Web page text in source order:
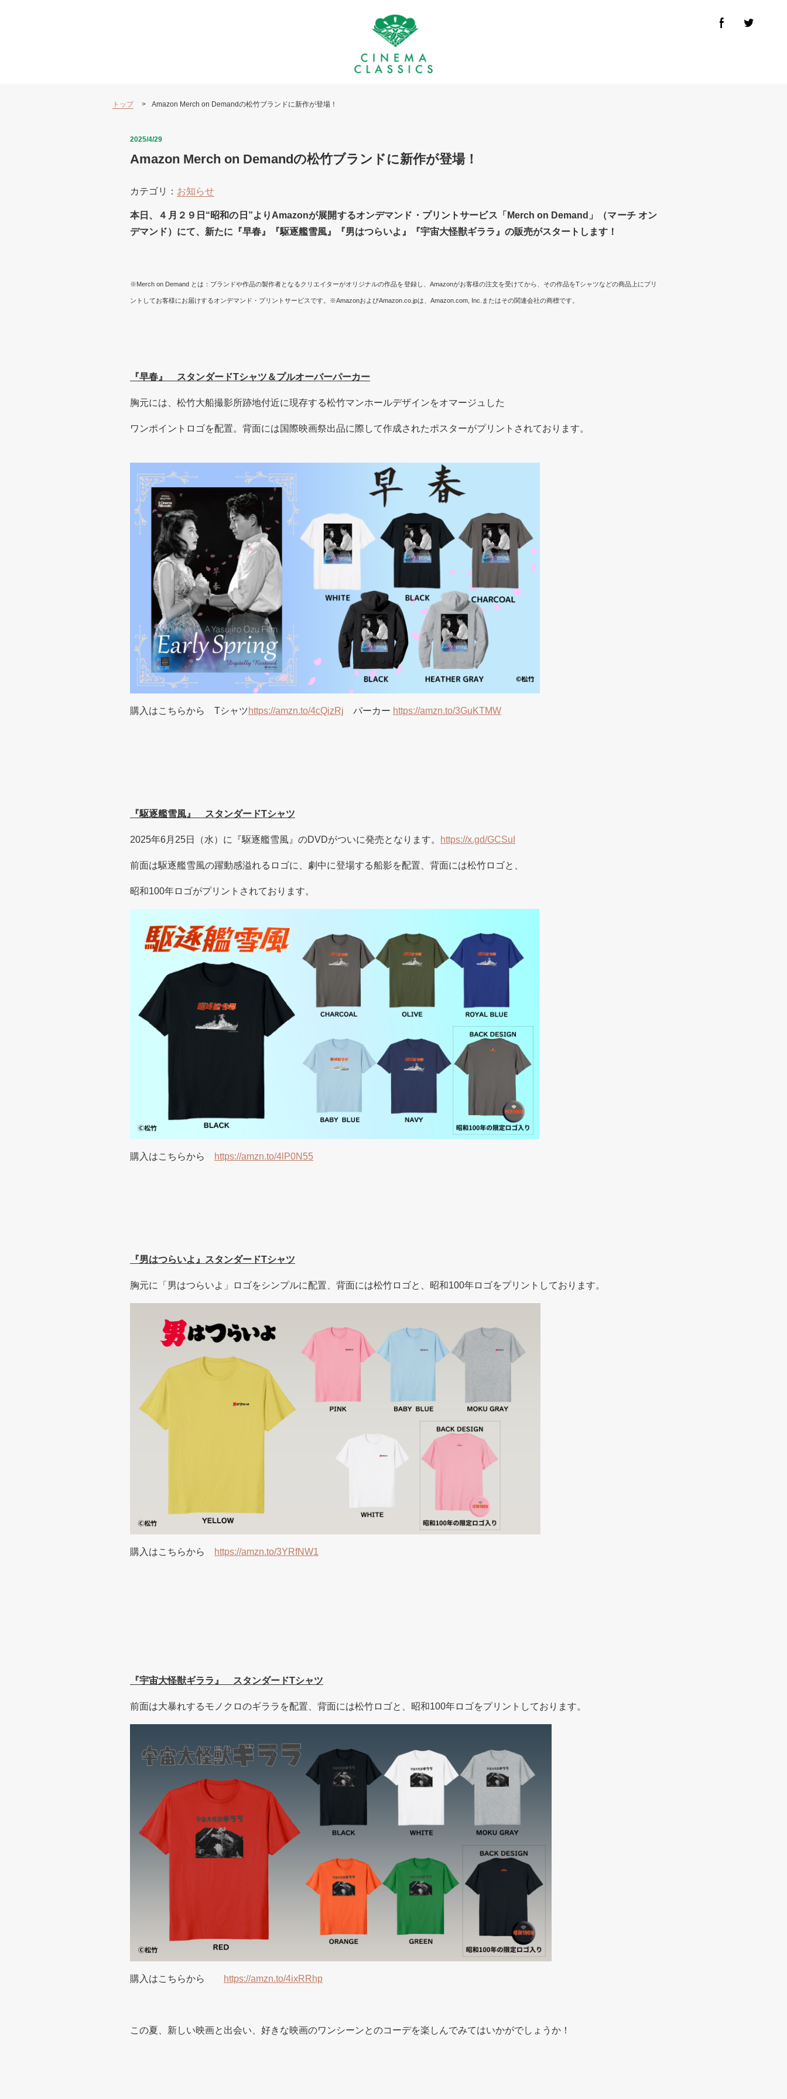
トップ Amazon Merch on Demandの松竹ブランドに新作が登場！
Amazon Merch on Demandの松竹ブランドに新作が登場！
2025/4/29
カテゴリ： お知らせ
本日、４月２９日“昭和の日”よりAmazonが展開するオンデマンド・プリントサービス「Merch on Demand」（マーチ オン
デマンド）にて、新たに『早春』『駆逐艦雪風』『男はつらいよ』『宇宙大怪獣ギララ』の販売がスタートします！
※Merch on Demand とは：ブランドや作品の製作者となるクリエイターがオリジナルの作品を登録し、Amazonがお客様の注文を受けてから、その作品をTシャツなどの商品上にプリ
ントしてお客様にお届けするオンデマンド・プリントサービスです。※AmazonおよびAmazon.co.jpは、Amazon.com, Inc.またはその関連会社の商標です。
『早春』 スタンダードTシャツ＆プルオーバーパーカー
胸元には、松竹大船撮影所跡地付近に現存する松竹マンホールデザインをオマージュした
ワンポイントロゴを配置。背面には国際映画祭出品に際して作成されたポスターがプリントされております。
購入はこちらから Tシャツhttps://amzn.to/4cQizRj パーカー https://amzn.to/3GuKTMW
『駆逐艦雪風』 スタンダードTシャツ
2025年6月25日（水）に『駆逐艦雪風』のDVDがついに発売となります。 https://x.gd/GCSuI
前面は駆逐艦雪風の躍動感溢れるロゴに、劇中に登場する船影を配置、背面には松竹ロゴと、
昭和100年ロゴがプリントされております。
購入はこちらから https://amzn.to/4lP0N55
『男はつらいよ』スタンダードTシャツ
胸元に「男はつらいよ」ロゴをシンプルに配置、背面には松竹ロゴと、昭和100年ロゴをプリントしております。
購入はこちらから https://amzn.to/3YRfNW1
『宇宙大怪獣ギララ』 スタンダードTシャツ
前面は大暴れするモノクロのギララを配置、背面には松竹ロゴと、昭和100年ロゴをプリントしております。
購入はこちらから https://amzn.to/4ixRRhp
この夏、新しい映画と出会い、好きな映画のワンシーンとのコーデを楽しんでみてはいかがでしょうか！